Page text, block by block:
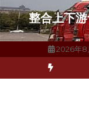
整合上下
2026年8
解冻品食材流通难题